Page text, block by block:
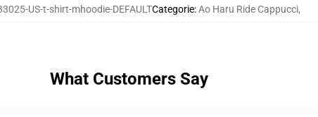
US-t-shirt-mhoodie-DEFAULTCategorie:Ao Haru Ride Cappucci,
What Customers Say